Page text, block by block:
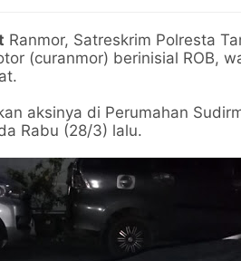
Ranmor, Satreskrim Polresta
(curanmor) berinisial ROB,
aksinya di Perumahan
Rabu (28/3) lalu.